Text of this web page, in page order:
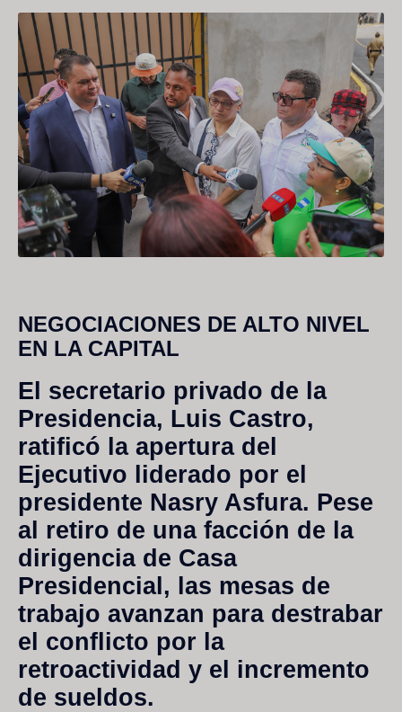
NEGOCIACIONES DE ALTO NIVEL
EN LA CAPITAL
El secretario privado de la
Presidencia, Luis Castro,
ratificó la apertura del
Ejecutivo liderado por el
presidente Nasry Asfura. Pese
al retiro de una facción de la
dirigencia de Casa
Presidencial, las mesas de
trabajo avanzan para destrabar
el conflicto por la
retroactividad y el incremento
de sueldos.